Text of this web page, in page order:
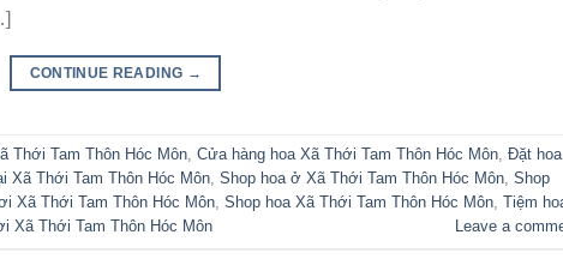
CONTINUE READING →
Thới Tam Thôn Hóc Môn, Cửa hàng hoa Xã Thới Tam Thôn Hóc Môn, Đặt hoa
Xã Thới Tam Thôn Hóc Môn, Shop hoa ở Xã Thới Tam Thôn Hóc Môn, Shop
Xã Thới Tam Thôn Hóc Môn, Shop hoa Xã Thới Tam Thôn Hóc Môn, Tiệm
Xã Thới Tam Thôn Hóc Môn Leave a